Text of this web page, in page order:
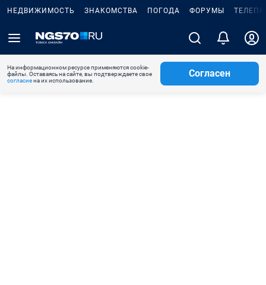
НЕДВИЖИМОСТЬ ЗНАКОМСТВА ПОГОДА ФОРУМЫ
На информационном ресурсе применяются cookie-
файлы. Оставаясь на сайте, вы подтверждаете свое
согласиена их использование.
Согласен